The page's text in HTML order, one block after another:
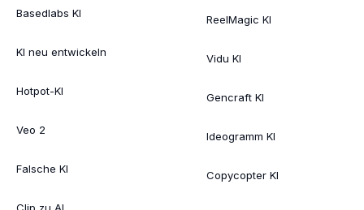
Basedlabs KI
KI neu entwickeln
Hotpot-KI
Veo 2
Falsche KI
ReelMagic KI
Vidu KI
Gencraft KI
Ideogramm KI
Copycopter KI